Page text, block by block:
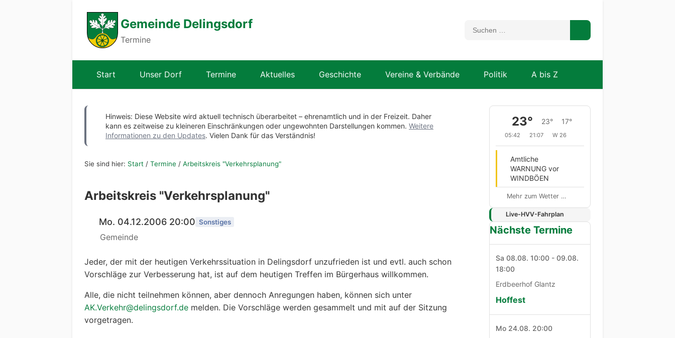
Gemeinde Delingsdorf
Termine
Start Unser Dorf Termine Aktuelles Geschichte Vereine & Verbände Politik A bis Z
Hinweis: Diese Website wird aktuell technisch überarbeitet – ehrenamtlich und in der Freizeit. Daher
kann es zeitweise zu kleineren Einschränkungen oder ungewohnten Darstellungen kommen. Weitere
Informationen zu den Updates. Vielen Dank für das Verständnis!
Sie sind hier: Start / Termine / Arbeitskreis "Verkehrsplanung"
Arbeitskreis "Verkehrsplanung"
Mo. 04.12.2006 20:00 Sonstiges
Gemeinde
Jeder, der mit der heutigen Verkehrssituation in Delingsdorf unzufrieden ist und evtl. auch schon
Vorschläge zur Verbesserung hat, ist auf dem heutigen Treffen im Bürgerhaus willkommen.
Alle, die nicht teilnehmen können, aber dennoch Anregungen haben, können sich unter
AK.Verkehr@delingsdorf.de melden. Die Vorschläge werden gesammelt und mit auf der Sitzung
vorgetragen.
23° 23° 17°
05:42 21:07 W 26
Amtliche
WARNUNG vor
WINDBÖEN
Mehr zum Wetter …
Live-HVV-Fahrplan
Nächste Termine
Sa 08.08. 10:00 - 09.08.
18:00
Erdbeerhof Glantz
Hoffest
Mo 24.08. 20:00